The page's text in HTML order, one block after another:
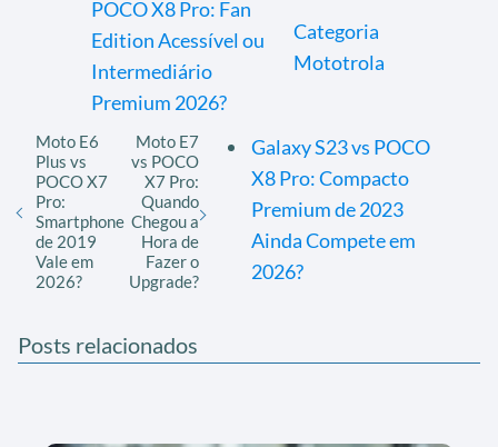
POCO X8 Pro: Fan
Edition Acessível ou
Intermediário
Premium 2026?
Galaxy S23 vs POCO
X8 Pro: Compacto
Premium de 2023
Ainda Compete em
2026?
Categoria
Mototrola
Moto E6
Plus vs
POCO X7
Pro:
Smartphone
de 2019
Vale em
2026?
Moto E7
vs POCO
X7 Pro:
Quando
Chegou a
Hora de
Fazer o
Upgrade?
Posts relacionados